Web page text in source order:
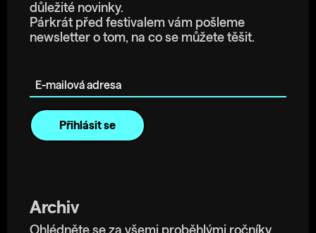
důležité novinky.
Párkrát před festivalem vám pošleme
newsletter o tom, na co se můžete těšit.
Archiv